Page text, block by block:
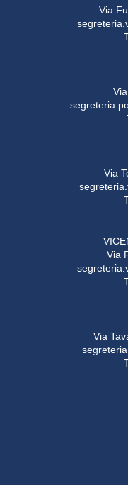
Via
Via
Via
Via